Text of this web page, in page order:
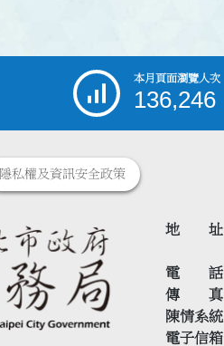
本月頁面瀏覽人次
136,246
隱私權及資訊安全政策
地 址
電 話
傳 真
陳情系統
電子信箱